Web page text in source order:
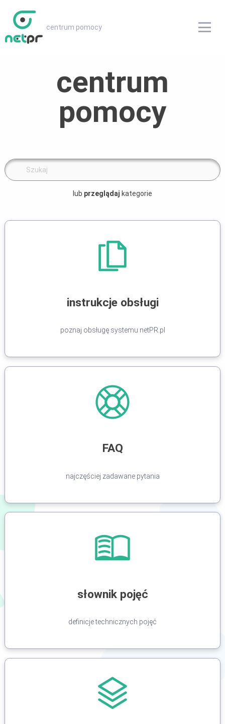
centrum pomocy
centrum pomocy
Instrukcje obsługi
Wersje oprogramowania
centrum
pomocy
lub przeglądaj kategorie
instrukcje obsługi
poznaj obsługę systemu netPR.pl
FAQ
najczęściej zadawane pytania
słownik pojęć
definicje technicznych pojęć